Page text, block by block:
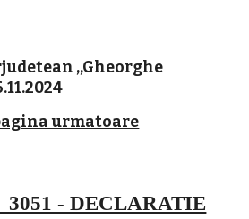
,,Gheorghe
urmatoare
- DECLARATIE